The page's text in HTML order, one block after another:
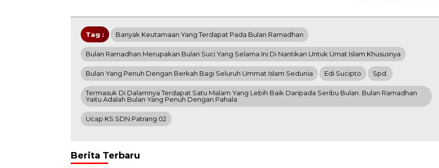
Tag : Banyak Keutamaan Yang Terdapat Pada Bulan Ramadhan
Bulan Ramadhan Merupakan Bulan Suci Yang Selama Ini Di Nantikan Untuk Umat Islam Khususnya
Bulan Yang Penuh Dengan Berkah Bagi Seluruh Ummat Islam Sedunia Edi Sucipto Spd.
Termasuk Di Dalamnya Terdapat Satu Malam Yang Lebih Baik Daripada Seribu Bulan. Bulan Ramadhan
Yaitu Adalah Bulan Yang Penuh Dengan Pahala
Ucap KS SDN Patrang 02
Berita Terbaru